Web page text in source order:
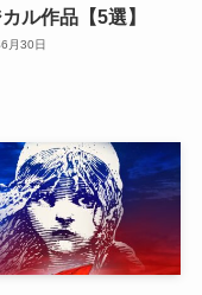
ル作品【5選】
月30日